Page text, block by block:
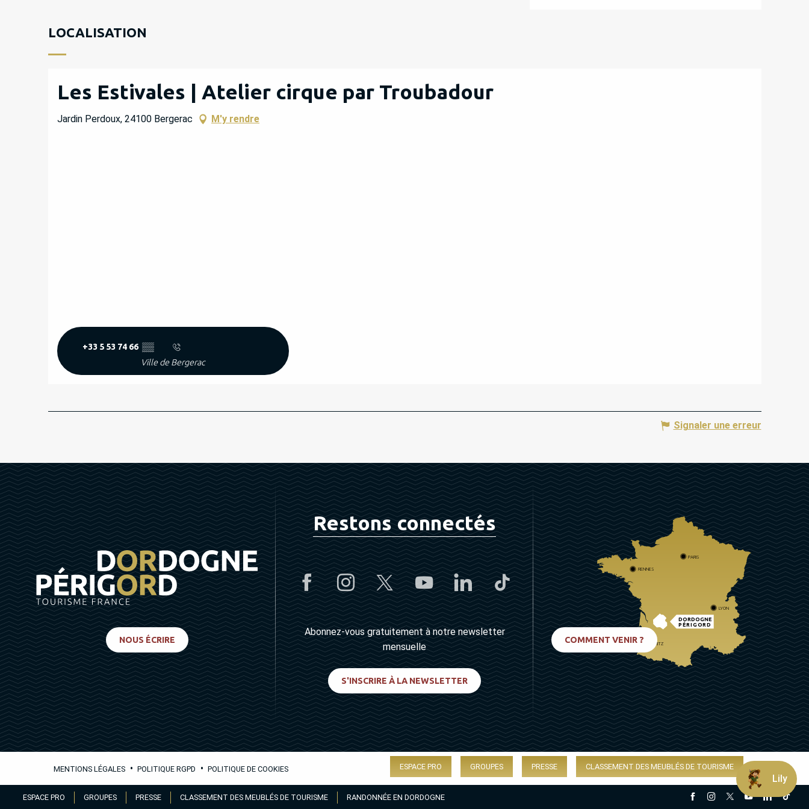
ESPACE PRO GROUPES PRESSE CLASSEMENT DES MEUBLÉS DE TOURISME RANDONNÉE EN DORDOGNE
LOCALISATION
Les Estivales | Atelier cirque par Troubadour
Jardin Perdoux, 24100 Bergerac M'y rendre
+33 5 53 74 66 ▒▒
Ville de Bergerac
Signaler une erreur
NOUS ÉCRIRE
Restons connectés
Abonnez-vous gratuitement à notre newsletter
mensuelle
S'INSCRIRE À LA NEWSLETTER
DORDOGNE
PÉRIGORD
PARIS
RENNES
LYON
BIARRITZ
COMMENT VENIR ?
MENTIONS LÉGALES • POLITIQUE RGPD • POLITIQUE DE COOKIES ESPACE PRO GROUPES PRESSE CLASSEMENT DES MEUBLÉS DE TOURISME
Lily